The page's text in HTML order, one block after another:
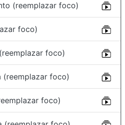
(reemplazar foco)
foco)
foco)
(reemplazar foco)
foco)